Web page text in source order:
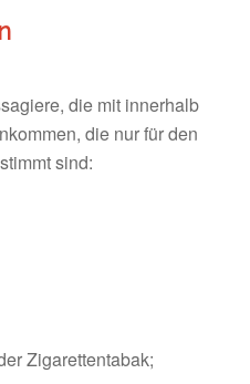
die mit innerhalb
die nur für den
sind:
Zigarettentabak;